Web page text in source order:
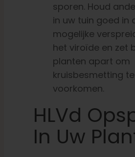
sporen. Houd
in uw tuin goed in
mogelijke
het viroïde en zet
planten apart om
kruisbesmetting te
voorkomen.
HLVd
In Uw